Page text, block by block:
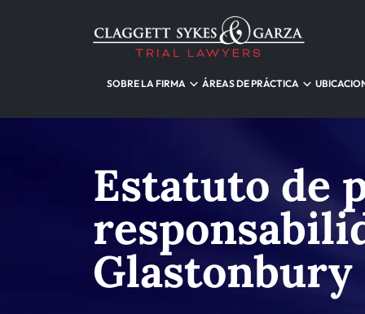
SOBRE LA FIRMA ÁREAS DE PRÁCTICA
Estatuto de
Glastonbury